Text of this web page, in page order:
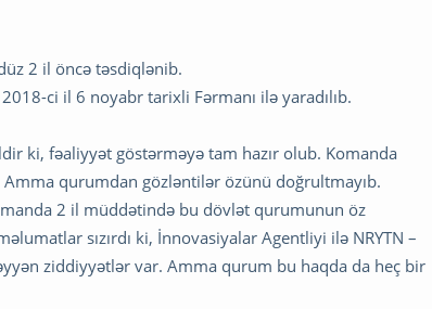
2 il öncə təsdiqlənib.
ci il 6 noyabr tarixli Fərmanı ilə yaradılıb.
ki, fəaliyyət göstərməyə tam hazır olub. Komanda
qurumdan gözləntilər özünü doğrultmayıb.
2 il müddətində bu dövlət qurumunun öz
sızırdı ki, İnnovasiyalar Agentliyi ilə NRYTN –
ziddiyyətlər var. Amma qurum bu haqda da heç bir